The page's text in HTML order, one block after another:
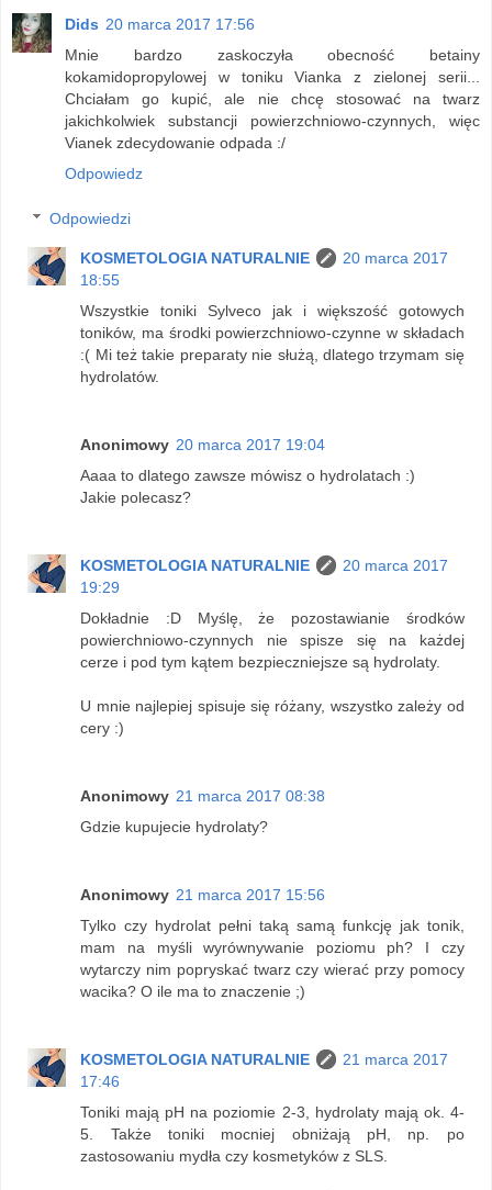
Dids 20 marca 2017 17:56
Mnie bardzo zaskoczyła obecność betainy
kokamidopropylowej w toniku Vianka z zielonej serii...
Chciałam go kupić, ale nie chcę stosować na twarz
jakichkolwiek substancji powierzchniowo-czynnych, więc
Vianek zdecydowanie odpada :/
Odpowiedz
Odpowiedzi
KOSMETOLOGIA NATURALNIE
20 marca 2017
18:55
Wszystkie toniki Sylveco jak i większość gotowych
toników, ma środki powierzchniowo-czynne w składach
:( Mi też takie preparaty nie służą, dlatego trzymam się
hydrolatów.
Anonimowy 20 marca 2017 19:04
Aaaa to dlatego zawsze mówisz o hydrolatach :)
Jakie polecasz?
KOSMETOLOGIA NATURALNIE
20 marca 2017
19:29
Dokładnie :D Myślę, że pozostawianie środków
powierchniowo-czynnych nie spisze się na każdej
cerze i pod tym kątem bezpieczniejsze są hydrolaty.
U mnie najlepiej spisuje się różany, wszystko zależy od
cery :)
Anonimowy 21 marca 2017 08:38
Gdzie kupujecie hydrolaty?
Anonimowy 21 marca 2017 15:56
Tylko czy hydrolat pełni taką samą funkcję jak tonik,
mam na myśli wyrównywanie poziomu ph? I czy
wytarczy nim popryskać twarz czy wierać przy pomocy
wacika? O ile ma to znaczenie ;)
KOSMETOLOGIA NATURALNIE
21 marca 2017
17:46
Toniki mają pH na poziomie 2-3, hydrolaty mają ok. 4-
5. Także toniki mocniej obniżają pH, np. po
zastosowaniu mydła czy kosmetyków z SLS.